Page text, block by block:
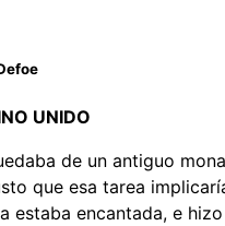
UNIDO
de un antiguo
que esa tarea
estaba encantada, e